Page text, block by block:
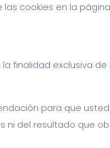
cookies en la
finalidad exclusiva
para que
del resultado que